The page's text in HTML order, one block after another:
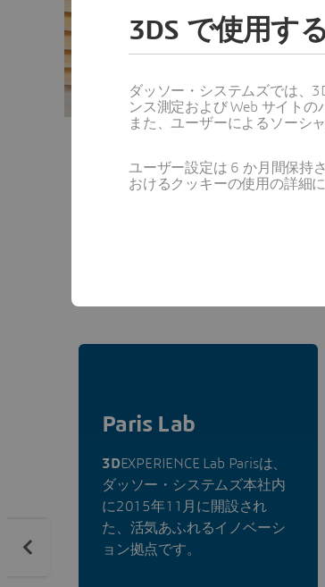
Paris Lab
3DEXPERIENCE Lab Parisは、
ダッソー・システムズ本社内
に2015年11月に開設され
た、活気あふれるイノベーシ
ョン拠点です。
3DS で使用す
ダッソー・システムズでは、
ンス測定および Web サイト
また、ユーザーによるソーシ
ユーザー設定は 6 か月間保持
おけるクッキーの使用の詳細